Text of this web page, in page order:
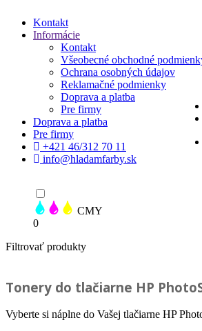
Kontakt
Informácie
Kontakt
Všeobecné obchodné
Ochrana osobných údajov
Reklamačné podmienky
Doprava a platba
Pre firmy
Doprava a platba
Pre firmy
+421 46/312 70 11
info@hladamfarby.sk
CMY
0
Filtrovať produkty
Tonery do tlačiarne HP
Vyberte si náplne do Vašej tlačiarne HP